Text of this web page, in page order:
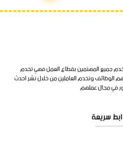
جميع المهتمين بقطاع العمل فهي تخدم
الوظائف وتخدم العاملين من خلال نشر احدث
في مجال عملهم
سريعة